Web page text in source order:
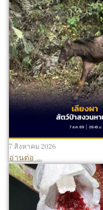
7 สิงหาคม 2026
อ่านต่อ ...